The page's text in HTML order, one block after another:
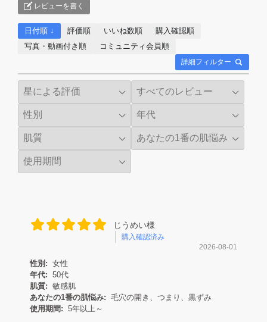
レビューを書く
詳細フィルター
日付順 ↓ 評価順 いいね数順
購入確認順
写真・動画付き順
コミュニティ会員順
じうめい様
購入確認済み
2026-08-01
性別: 女性
年代: 50代
肌質: 敏感肌
あなたの1番の肌悩み: 毛穴の開き、つまり、黒ずみ
使用期間: 5年以上～